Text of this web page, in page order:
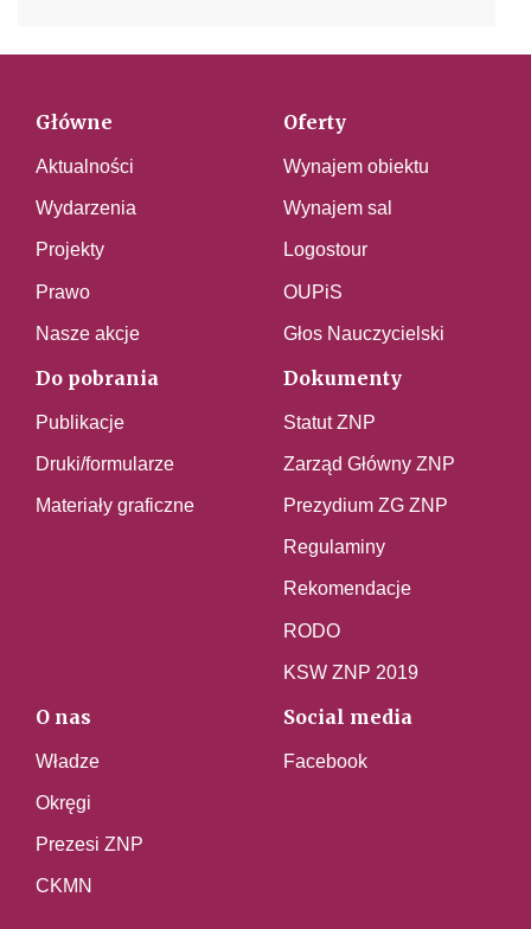
Główne
Aktualności
Wydarzenia
Projekty
Prawo
Nasze akcje
Oferty
Wynajem obiektu
Wynajem sal
Logostour
OUPiS
Głos Nauczycielski
Do pobrania
Publikacje
Druki/formularze
Materiały graficzne
Dokumenty
Statut ZNP
Zarząd Główny ZNP
Prezydium ZG ZNP
Regulaminy
Rekomendacje
RODO
KSW ZNP 2019
O nas
Władze
Okręgi
Prezesi ZNP
CKMN
Social media
Facebook